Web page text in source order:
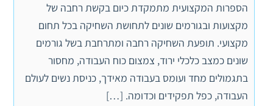
הספרות המקצועית מתמקדת כיום בקשת רחבה של
מקצועות ובגורמים שונים לתחושת השחיקה בכל תחום
מקצועי. תופעת השחיקה רחבה ומתרחבת בשל גורמים
שונים כמצב כלכלי ירוד, צמצום כוח העבודה, מחסור
בתגמולים מחד ועומס בעבודה מאידך, כניסת נשים לעולם
העבודה, כפל תפקידים וכדומה. […]